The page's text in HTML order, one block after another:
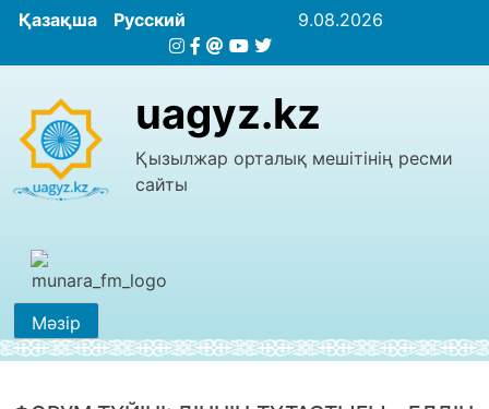
Қазақша Русский 9.08.2026
uagyz.kz
Қызылжар орталық мешітінің ресми
сайты
Мәзір